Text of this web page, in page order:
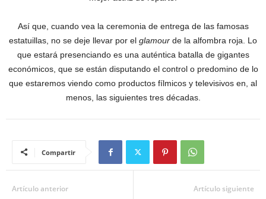
Así que, cuando vea la ceremonia de entrega de las famosas
estatuillas, no se deje llevar por el glamour de la alfombra roja. Lo
que estará presenciando es una auténtica batalla de gigantes
económicos, que se están disputando el control o predomino de lo
que estaremos viendo como productos fílmicos y televisivos en, al
menos, las siguientes tres décadas.
Compartir
Artículo anterior Artículo siguiente